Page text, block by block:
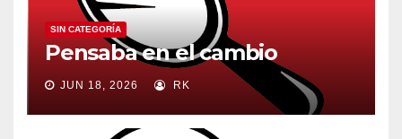
SIN CATEGORÍA
Pensaba en el cambio
JUN 18, 2026 RK